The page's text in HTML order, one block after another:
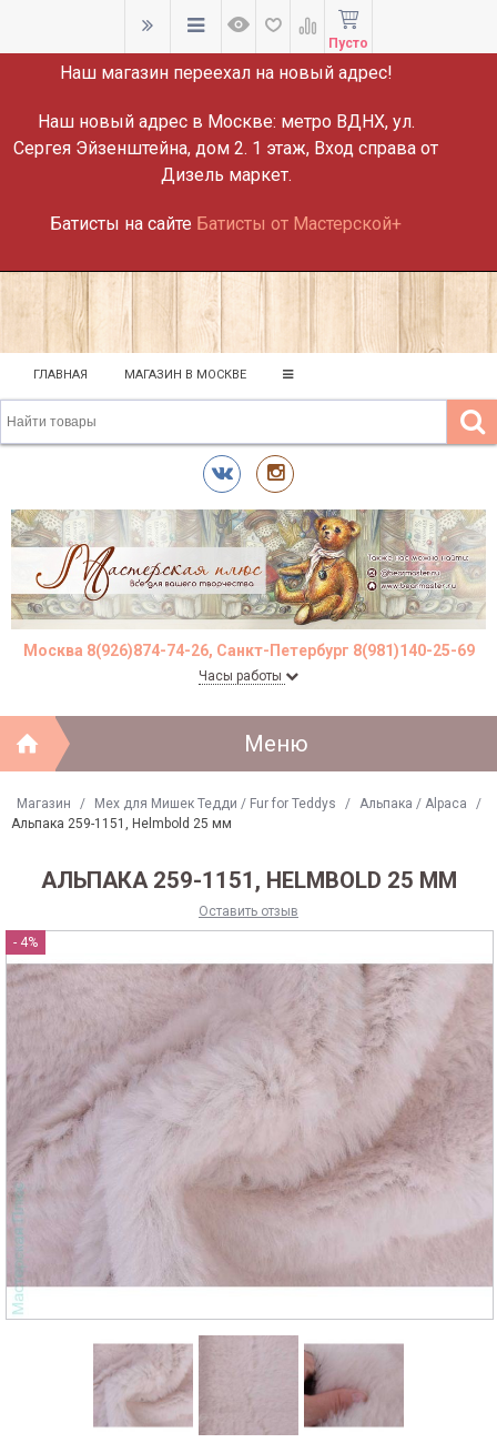
ВНИМАНИЕ!
Наш магазин переехал на новый адрес!
Наш новый адрес в Москве: метро ВДНХ, ул.
Сергея Эйзенштейна, дом 2. 1 этаж, Вход справа от
Дизель маркет.
Батисты на сайте Батисты от Мастерской+
Пусто
ГЛАВНАЯ МАГАЗИН В МОСКВЕ
Москва 8(926)874-74-26, Санкт-Петербург 8(981)140-25-69
Часы работы
Меню
Магазин / Мех для Мишек Тедди / Fur for Teddys / Альпака / Alpaca
/
Альпака 259-1151, Helmbold 25 мм
АЛЬПАКА 259-1151, HELMBOLD 25 ММ
Оставить отзыв
- 4%